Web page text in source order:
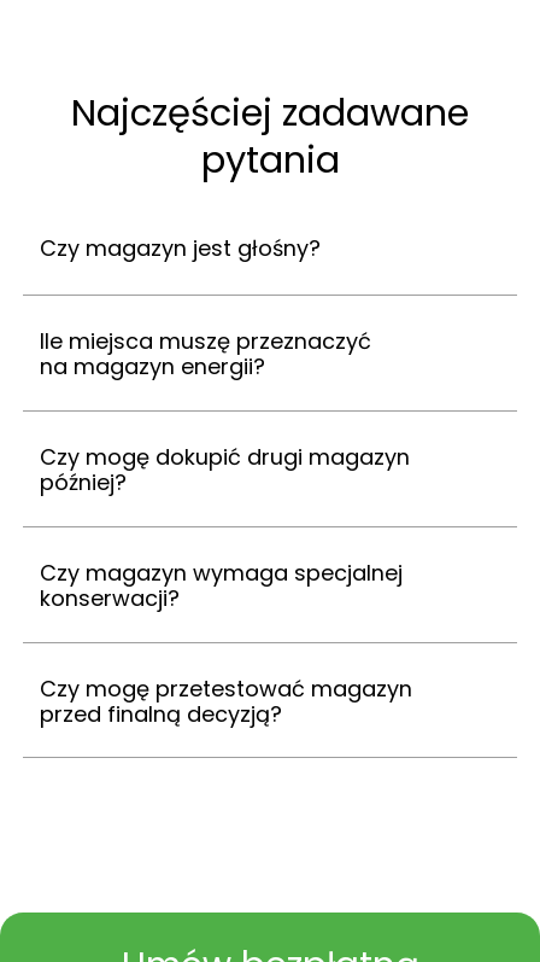
Najczęściej zadawane
pytania
Czy magazyn jest głośny?
Ile miejsca muszę przeznaczyć
na magazyn energii?
Czy mogę dokupić drugi magazyn
później?
Czy magazyn wymaga specjalnej
konserwacji?
Czy mogę przetestować magazyn
przed finalną decyzją?